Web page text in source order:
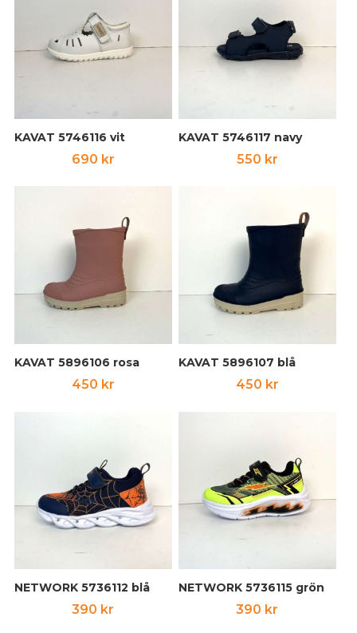
KAVAT 5746116 vit
690 kr
KAVAT 5746117 navy
550 kr
KAVAT 5896106 rosa
450 kr
KAVAT 5896107 blå
450 kr
NETWORK 5736112 blå
390 kr
NETWORK 5736115 grön
390 kr